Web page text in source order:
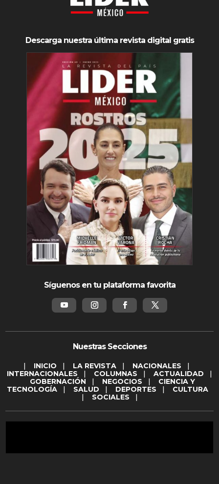
Descarga nuestra última revista digital gratis
Síguenos en tu plataforma favorita
Nuestras Secciones
| INICIO | LA REVISTA | NACIONALES |
INTERNACIONALES | COLUMNAS | ACTUALIDAD |
GOBERNACIÓN | NEGOCIOS | CIENCIA Y
TECNOLOGÍA | SALUD | DEPORTES | CULTURA
| SOCIALES |